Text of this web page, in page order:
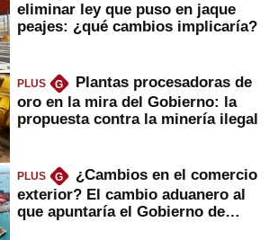
eliminar ley que puso en jaque
peajes: ¿qué cambios implicaría?
PLUS G
Plantas procesadoras de
oro en la mira del Gobierno: la
propuesta contra la minería ilegal
PLUS G
¿Cambios en el comercio
exterior? El cambio aduanero al
que apuntaría el Gobierno de